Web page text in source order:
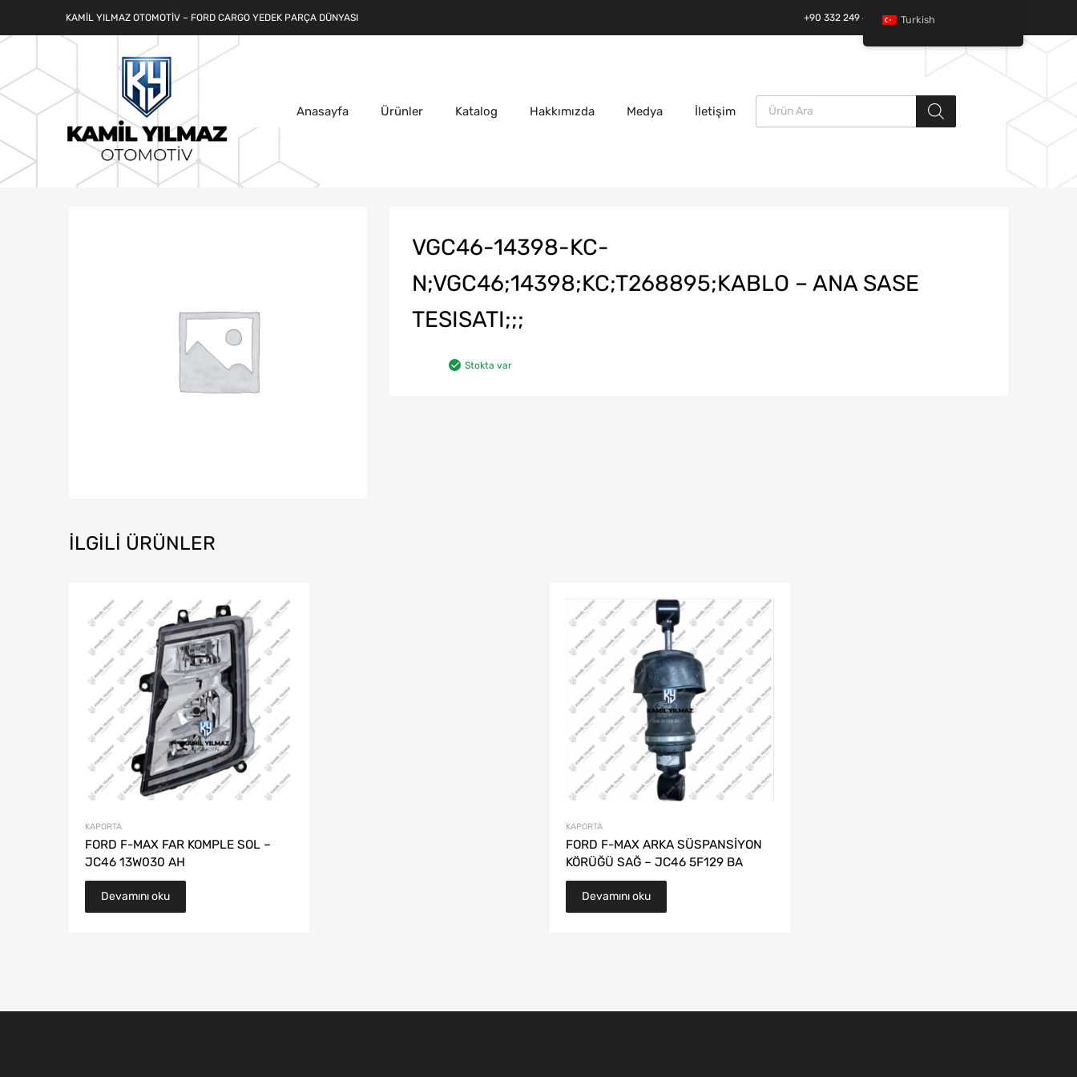
KAMIL YILMAZ OTOMOTIV – FORD CARGO YEDEK PARÇA DÜNYASI +90 332 249 49 01 | +90 532 685 32 42
Anasayfa Ürünler Katalog Hakkımızda Medya İletişim
Ürün arama
VGC46-14398-KC-
N;VGC46;14398;KC;T268895;KABLO – ANA SASE
TESISATI;;;
Stokta var
İLGILI ÜRÜNLER
KAPORTA
FORD F-MAX FAR KOMPLE SOL –
JC46 13W030 AH
Devamını oku
KAPORTA
FORD F-MAX ARKA SÜSPANSİYON
KÖRÜĞÜ SAĞ – JC46 5F129 BA
Devamını oku
Turkish